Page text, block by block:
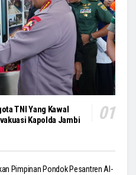
TNI Yang Kawal
Kapolda Jambi
Pimpinan Pondok Pesantren Al-